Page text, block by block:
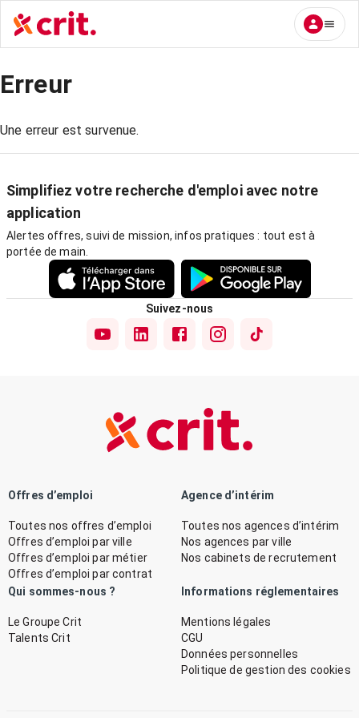
Erreur
Une erreur est survenue.
Simplifiez votre recherche d'emploi avec notre
application
Alertes offres, suivi de mission, infos pratiques : tout est à
portée de main.
Suivez-nous
Offres d’emploi
Toutes nos offres d’emploi
Offres d’emploi par ville
Offres d’emploi par métier
Offres d’emploi par contrat
Agence d’intérim
Toutes nos agences d’intérim
Nos agences par ville
Nos cabinets de recrutement
Qui sommes-nous ?
Le Groupe Crit
Talents Crit
Informations réglementaires
Mentions légales
CGU
Données personnelles
Politique de gestion des cookies